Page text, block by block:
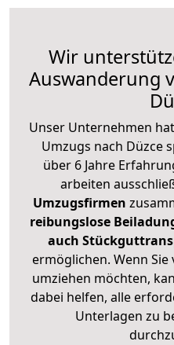
Wir
Auswanderung
Unser Unternehmen
Umzugs nach Düzce
über 6 Jahre
arbeiten
Umzugsfirmen
reibungslose
auch
ermöglichen. Wenn Sie
umziehen möchten,
dabei helfen, alle
Unterlagen zu